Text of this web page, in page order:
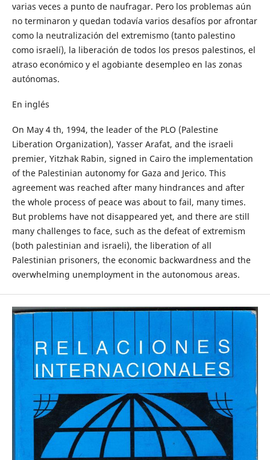
varias veces a punto de naufragar. Pero los problemas aún
no terminaron y quedan todavía varios desafíos por afrontar
como la neutralización del extremismo (tanto palestino
como israelí), la liberación de todos los presos palestinos, el
atraso económico y el agobiante desempleo en las zonas
autónomas.
En inglés
On May 4 th, 1994, the leader of the PLO (Palestine
Liberation Organization), Yasser Arafat, and the israeli
premier, Yitzhak Rabin, signed in Cairo the implementation
of the Palestinian autonomy for Gaza and Jerico. This
agreement was reached after many hindrances and after
the whole process of peace was about to fail, many times.
But problems have not disappeared yet, and there are still
many challenges to face, such as the defeat of extremism
(both palestinian and israeli), the liberation of all
Palestinian prisoners, the economic backwardness and the
overwhelming unemployment in the autonomous areas.